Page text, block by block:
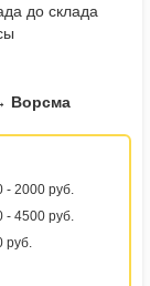
до склада
Ворсма
- 2000 руб.
- 4500 руб.
руб.